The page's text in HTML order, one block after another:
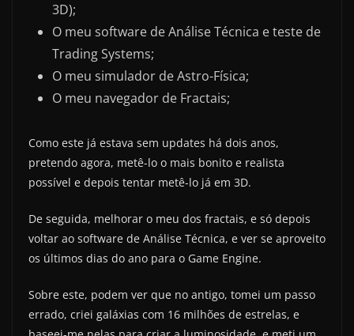
3D);
O meu software de Análise Técnica e teste de
Trading Systems;
O meu simulador de Astro-Física;
O meu navegador de Fractais;
Como este já estava sem updates há dois anos,
pretendo agora, metê-lo o mais bonito e realista
possível e depois tentar metê-lo já em 3D.
De seguida, melhorar o meu dos fractais, e só depois
voltar ao software de Análise Técnica, e ver se aproveito
os últimos dias do ano para o Game Engine.
Sobre este, podem ver que no antigo, tomei um passo
errado, criei galáxias com 16 milhões de estrelas, e